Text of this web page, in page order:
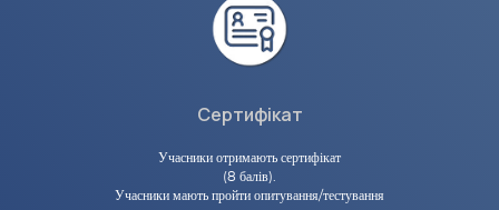
Сертифікат
Учасники отримають сертифікат
(8 балів).
Учасники мають пройти опитування/тестування